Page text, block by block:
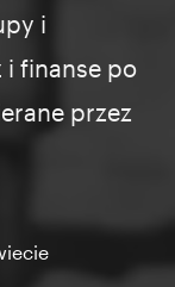
i
finanse po
przez